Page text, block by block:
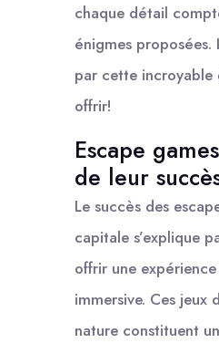
chaque détail
énigmes proposées.
par cette incroyable
offrir!
Escape
de leur
Le succès des
capitale s’explique
offrir une
immersive. Ces jeux
nature constituent